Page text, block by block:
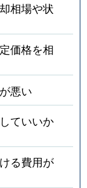
相場や状
価格を相
悪い
ていいか
る費用が